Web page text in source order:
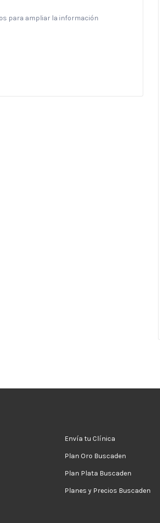
para ampliar la información
Envía tu Clínica
Plan Oro Buscaden
Plan Plata Buscaden
Planes y Precios Buscaden